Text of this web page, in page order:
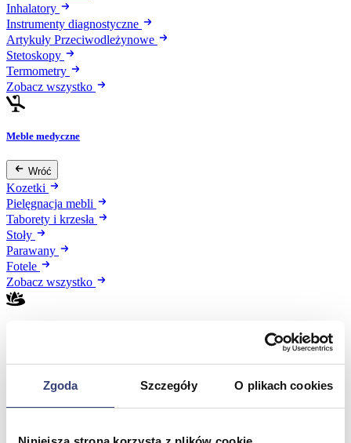
Zgoda Szczegóły O plikach cookies
Inhalatory
Instrumenty diagnostyczne
Artykuły Przeciwodleżynowe
Stetoskopy
Termometry
Zobacz wszystko
Meble medyczne
Wróć
Kozetki
Pielęgnacja mebli
Taborety i krzesła
Stoły
Parawany
Fotele
Zobacz wszystko
Wróć
Fotele do masażu